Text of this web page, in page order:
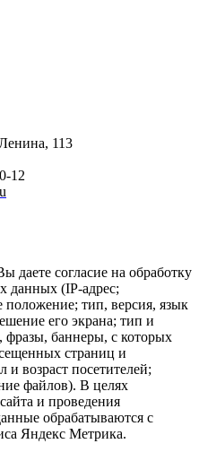
113
12
даете согласие на обработку
данных (IP-адрес;
положение; тип, версия, язык
его экрана; тип и
баннеры, с которых
страниц и
и возраст посетителей;
файлов). В целях
и проведения
обрабатываются с
Яндекс Метрика.